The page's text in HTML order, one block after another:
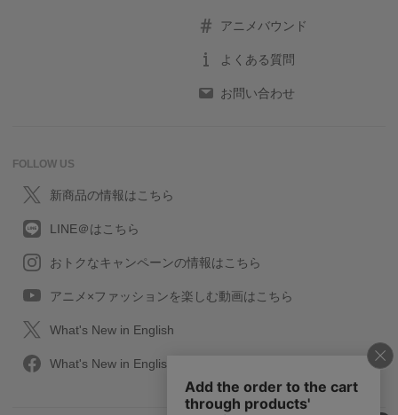
アニメバウンド
よくある質問
お問い合わせ
FOLLOW US
新商品の情報はこちら
LINE＠はこちら
おトクなキャンペーンの情報はこちら
アニメ×ファッションを楽しむ動画はこちら
What's New in English
What's New in English